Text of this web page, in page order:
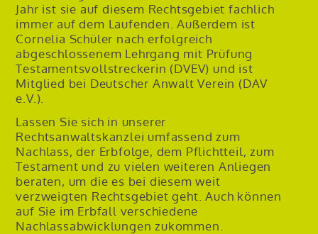
Jahr ist sie auf diesem Rechtsgebiet fachlich
immer auf dem Laufenden. Außerdem ist
Cornelia Schüler nach erfolgreich
abgeschlossenem Lehrgang mit Prüfung
Testamentsvollstreckerin (DVEV) und ist
Mitglied bei Deutscher Anwalt Verein (DAV
e.V.).
Lassen Sie sich in unserer
Rechtsanwaltskanzlei umfassend zum
Nachlass, der Erbfolge, dem Pflichtteil, zum
Testament und zu vielen weiteren Anliegen
beraten, um die es bei diesem weit
verzweigten Rechtsgebiet geht. Auch können
auf Sie im Erbfall verschiedene
Nachlassabwicklungen zukommen.